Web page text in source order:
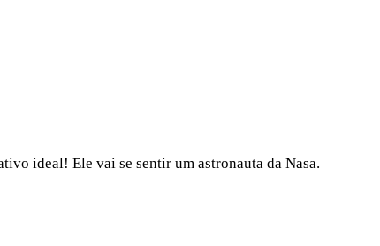
ideal! Ele vai se sentir um astronauta da Nasa.